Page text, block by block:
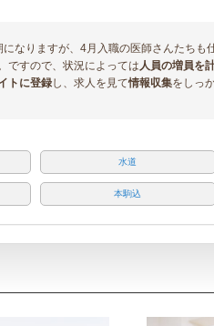
なりますが、4月入職の医師さんたちも
ですので、状況によっては人員の増員を
トに登録し、求人を見て情報収集をしっ
水道
本駒込